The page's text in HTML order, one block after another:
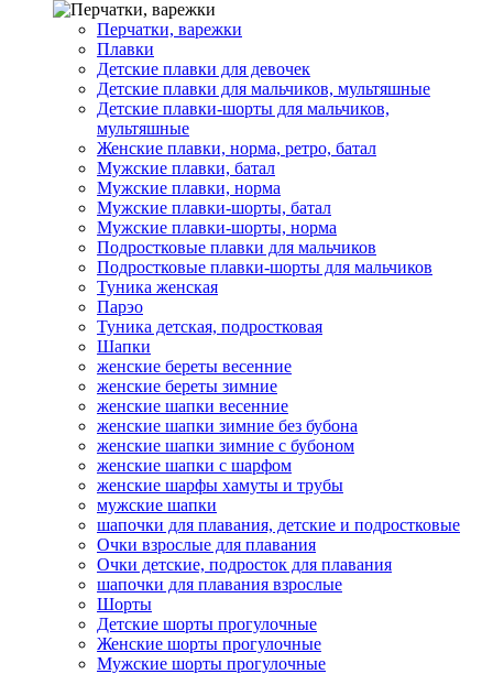
Перчатки, варежки
Плавки
Детские плавки для девочек
Детские плавки для мальчиков, мультяшные
Детские плавки-шорты для мальчиков,
мультяшные
Женские плавки, норма, ретро, батал
Мужские плавки, батал
Мужские плавки, норма
Мужские плавки-шорты, батал
Мужские плавки-шорты, норма
Подростковые плавки для мальчиков
Подростковые плавки-шорты для мальчиков
Туникa женская
Парэо
Туника детская, подростковая
Шапки
женские береты весенние
женские береты зимние
женские шапки весенние
женские шапки зимние без бубона
женские шапки зимние с бубоном
женские шапки с шарфом
женские шарфы хамуты и трубы
мужские шапки
шапочки для плавания, детские и подростковые
Очки взрослые для плавания
Очки детские, подросток для плавания
шапочки для плавания взрослые
Шорты
Детские шорты прогулочные
Женские шорты прогулочные
Мужские шорты прогулочные